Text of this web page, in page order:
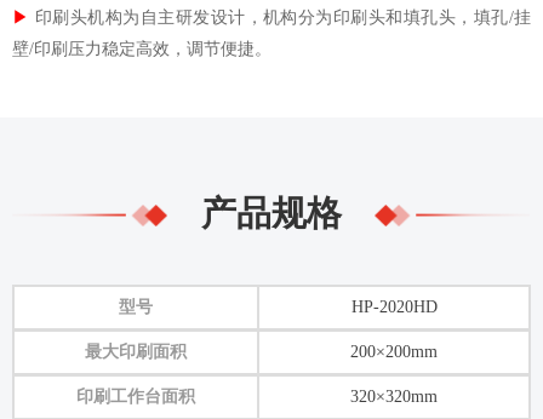
▶ 印刷头机构为自主研发设计，机构分为印刷头和填孔头，填孔/挂
壁/印刷 压力稳定高效，调节便捷。
产品规格
型号 HP-2020HD
最大印刷面积 200×200mm
印刷工作台面积 320×320mm